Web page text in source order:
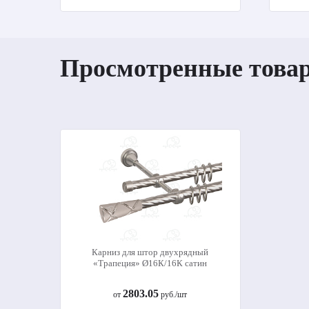
Просмотренные
Карниз для штор двухрядный
«Трапеция» Ø16К/16К сатин
от2803.05 руб./шт